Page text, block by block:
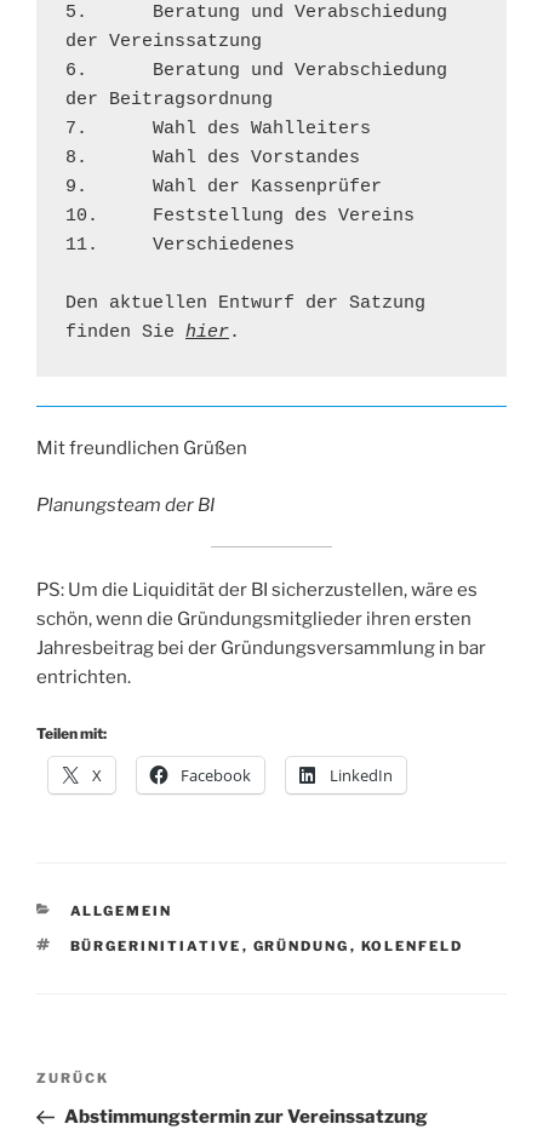
5.	Beratung und Verabschiedung
der Vereinssatzung
6.	Beratung und Verabschiedung
der Beitragsordnung
7.	Wahl des Wahlleiters
8.	Wahl des Vorstandes
9.	Wahl der Kassenprüfer
10.	Feststellung des Vereins
11.	Verschiedenes
Den aktuellen Entwurf der Satzung
finden Sie hier.
Mit freundlichen Grüßen
Planungsteam der BI
PS: Um die Liquidität der BI sicherzustellen, wäre es
schön, wenn die Gründungsmitglieder ihren ersten
Jahresbeitrag bei der Gründungsversammlung in bar
entrichten.
Teilen mit:
X Facebook LinkedIn
KATEGORIEN
ALLGEMEIN
SCHLAGWÖRTER
BÜRGERINITIATIVE , GRÜNDUNG , KOLENFELD
Beitragsnavigation
Vorheriger
Beitrag
ZURÜCK
Abstimmungstermin zur Vereinssatzung